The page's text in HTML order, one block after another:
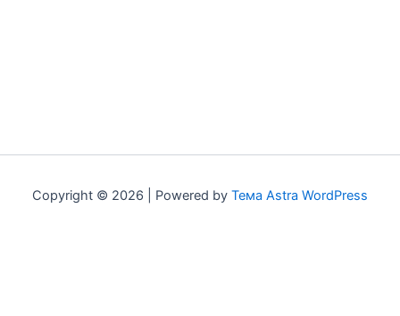
Copyright © 2026 | Powered by Тема Astra WordPress